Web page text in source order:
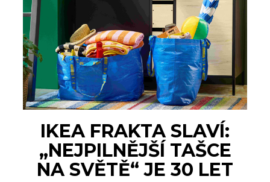
IKEA FRAKTA SLAVÍ:
„NEJPILNĚJŠÍ TAŠCE
NA SVĚTĚ“ JE 30 LET